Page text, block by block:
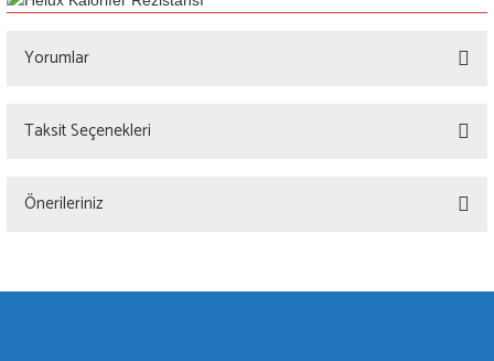
Yorumlar
Taksit Seçenekleri
Önerileriniz
gördüğünüz noktaları öneri formunu kullanarak tarafımıza iletebilirsiniz.